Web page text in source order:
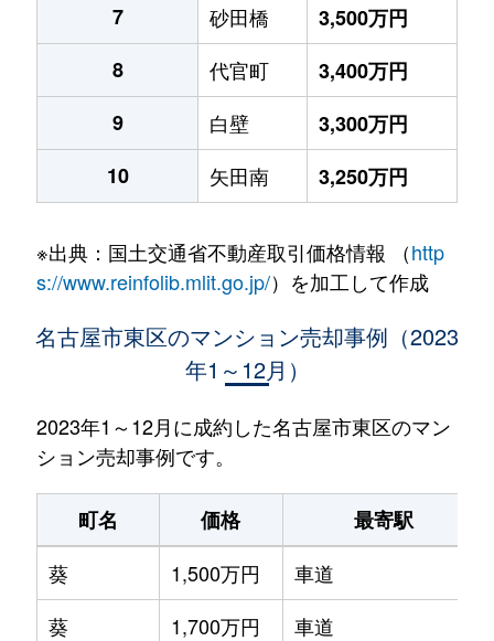
7
砂田橋
3,500万円
8
代官町
3,400万円
9
白壁
3,300万円
10
矢田南 3,250万円
※出典：国土交通省不動産取引価格情報 （http
s://www.reinfolib.mlit.go.jp/）を加工して作成
名古屋市東区のマンション売却事例（2023
年1～12月）
2023年1～12月に成約した名古屋市東区のマン
ション売却事例です。
町名 価格
最寄駅
葵
1,500万円
車道
葵
1,700万円
車道